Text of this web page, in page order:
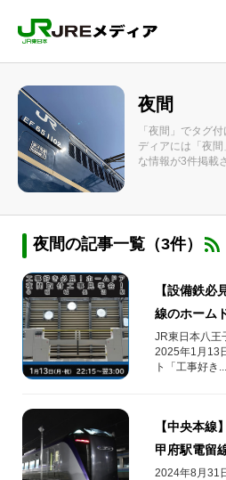
夜間
「夜間」でタグ
ディアには「夜
な情報が3件掲載
夜間の記事一覧（3件）
【設備鉄必
線のホーム
長沼駅で開
JR東日本八王
2025年1月13
ト「工事好き...
【中央本線
甲府駅電留
2024年8月31